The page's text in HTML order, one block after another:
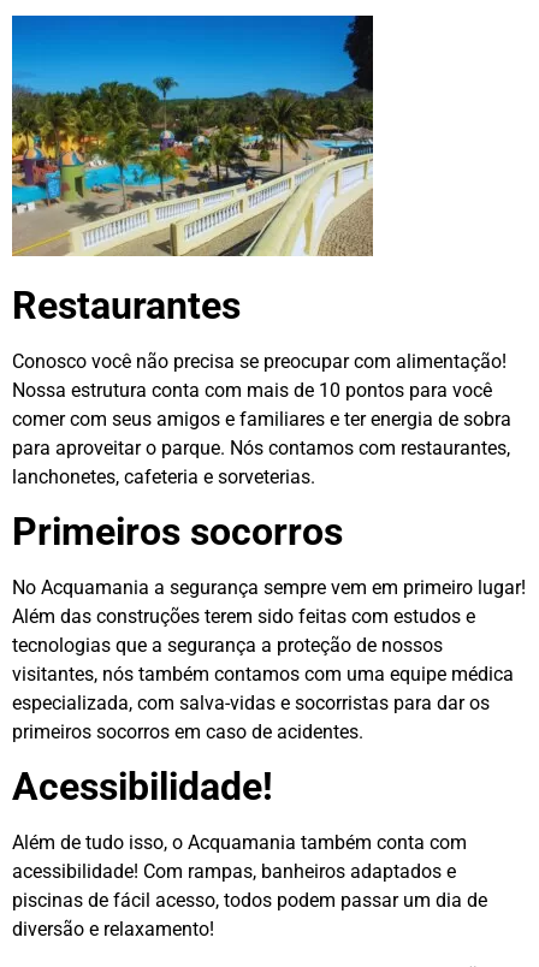
Restaurantes
Conosco você não precisa se preocupar com alimentação!
Nossa estrutura conta com mais de 10 pontos para você
comer com seus amigos e familiares e ter energia de sobra
para aproveitar o parque. Nós contamos com restaurantes,
lanchonetes, cafeteria e sorveterias.
Primeiros socorros
No Acquamania a segurança sempre vem em primeiro lugar!
Além das construções terem sido feitas com estudos e
tecnologias que a segurança a proteção de nossos
visitantes, nós também contamos com uma equipe médica
especializada, com salva-vidas e socorristas para dar os
primeiros socorros em caso de acidentes.
Acessibilidade!
Além de tudo isso, o Acquamania também conta com
acessibilidade! Com rampas, banheiros adaptados e
piscinas de fácil acesso, todos podem passar um dia de
diversão e relaxamento!